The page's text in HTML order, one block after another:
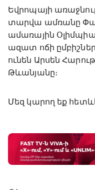
Եվրոպայի
տարվա ամռանը
ամառային
ազատ ոճի
ունեն Արսեն
Թևանյանը։
Մեզ կարող եք